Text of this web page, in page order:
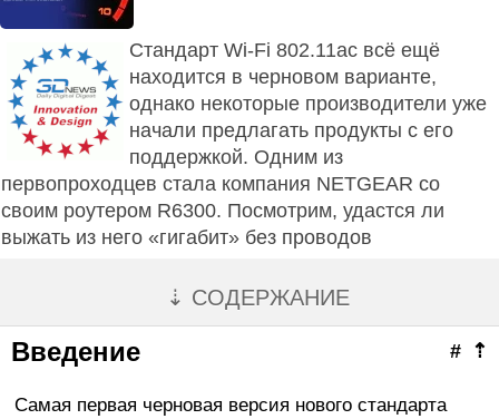
Стандарт Wi-Fi 802.11ac всё ещё
находится в черновом варианте,
однако некоторые производители уже
начали предлагать продукты с его
поддержкой. Одним из
первопроходцев стала компания NETGEAR со
своим роутером R6300. Посмотрим, удастся ли
выжать из него «гигабит» без проводов
⇣ СОДЕРЖАНИЕ
⇡
#
Введение
Самая первая черновая версия нового стандарта